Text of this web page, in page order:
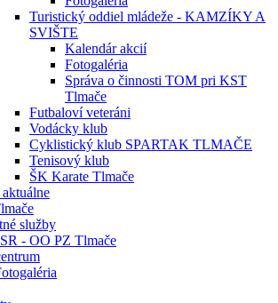
Turistický oddiel mládeže - KAMZÍKY A
SVIŠTE
Kalendár akcií
Fotogaléria
Správa o činnosti TOM pri KST
Tlmače
Futbaloví veteráni
Vodácky klub
Cyklistický klub SPARTAK TLMAČE
Tenisový klub
ŠK Karate Tlmače
služby
- OO PZ Tlmače